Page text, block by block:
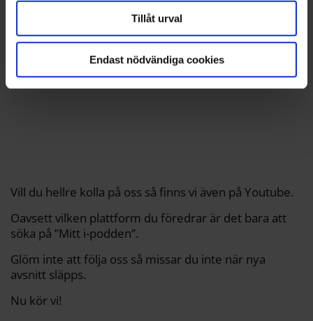
Tillåt urval
Endast nödvändiga cookies
Vill du hellre kolla på oss så finns vi även på Youtube.
Oavsett vilken plattform du föredrar är det bara att
söka på ”Mitt i-podden”.
Glöm inte att följa oss så missar du inte när nya
avsnitt släpps.
Nu kör vi!